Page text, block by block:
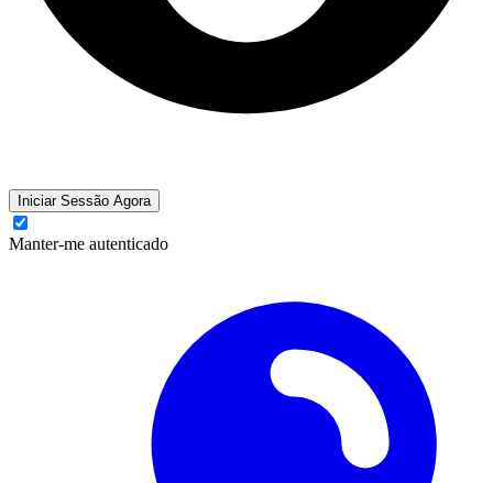
Iniciar Sessão Agora
Manter-me autenticado